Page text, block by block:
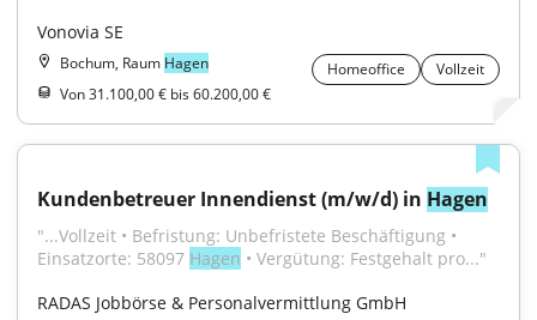
Vonovia SE
Bochum, Raum Hagen Homeoffice
Vollzeit
Von 31.100,00 € bis 60.200,00 €
Kundenbetreuer Innendienst (m/w/d) in Hagen
"...Vollzeit • Befristung: Unbefristete Beschäftigung •
Einsatzorte: 58097 Hagen • Vergütung: Festgehalt pro..."
RADAS Jobbörse & Personalvermittlung GmbH